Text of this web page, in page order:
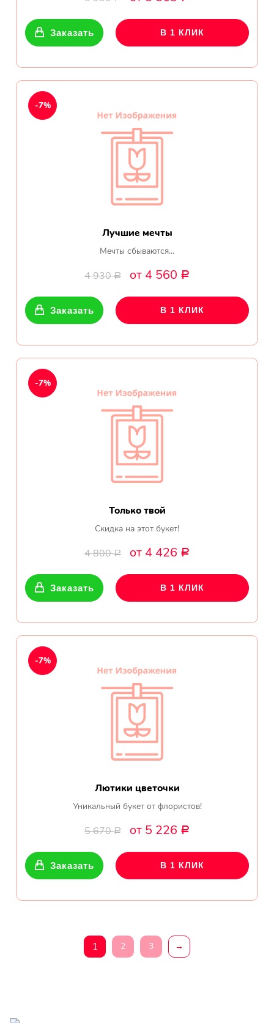
Заказать В 1 КЛИК
Лучшие мечты
Мечты сбываются...
4 930Р от 4 560 Р
-7%
Заказать В 1 КЛИК
Только твой
Скидка на этот букет!
4 800Р от 4 426 Р
-7%
Заказать В 1 КЛИК
Лютики цветочки
Уникальный букет от флористов!
5 670Р от 5 226 Р
-7%
Заказать В 1 КЛИК
1 2 3 →